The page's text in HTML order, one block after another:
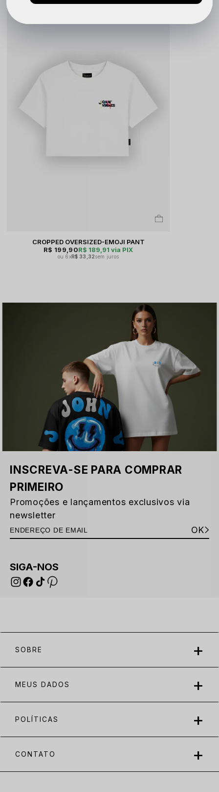
CROPPED OVERSIZED-EMOJI PANT
R$ 189,91 via PIX
R$ 199,90
6xR$ 33,32sem juros
INSCREVA-SE PARA COMPRAR
PRIMEIRO
Promoções e lançamentos exclusivos via
newsletter
OK
SIGA-NOS
SOBRE
MEUS DADOS
POLÍTICAS
CONTATO